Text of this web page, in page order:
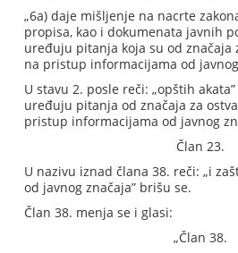
„6a) daje mišljenje na nacrte
propisa, kao i dokumenata javnih
uređuju pitanja koja su od značaja
na pristup informacijama od javnog
U stavu 2. posle reči: „opštih
uređuju pitanja od značaja za
pristup informacijama od javnog
Član 23.
U nazivu iznad člana 38. reči: „i
od javnog značaja” brišu se.
Član 38. menja se i glasi:
„Član 38.